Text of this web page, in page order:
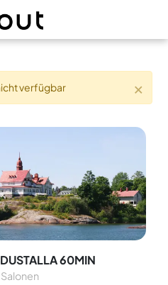
×
verfügbar
60MIN